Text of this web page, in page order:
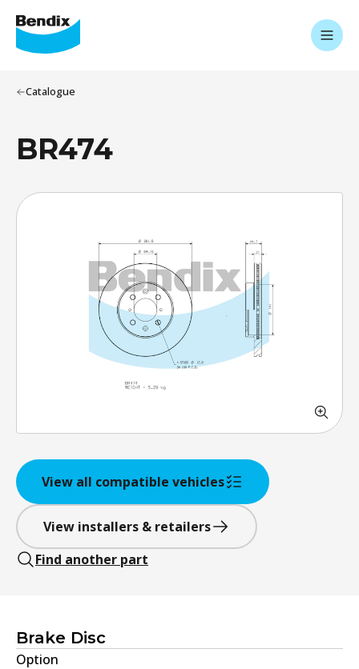
Catalogue
BR474
View all compatible vehicles
View installers & retailers
Find another part
Brake Disc
Option